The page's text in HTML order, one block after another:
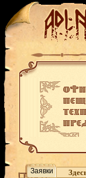
Заявки